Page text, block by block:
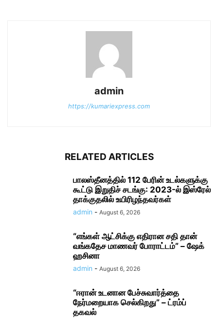
admin
https://kumariexpress.com
RELATED ARTICLES
பாலஸ்தீனத்தில் 112 பேரின் உடல்களுக்கு
கூட்டு இறுதிச் சடங்கு: 2023-ல் இஸ்ரேல்
தாக்குதலில் உயிரிழந்தவர்கள்
admin - August 6, 2026
“எங்கள் ஆட்சிக்கு எதிரான சதி தான்
வங்கதேச மாணவர் போராட்டம்” – ஷேக்
ஹசினா
admin - August 6, 2026
“ஈரான் உடனான பேச்சுவார்த்தை
நேர்மறையாக செல்கிறது” – ட்ரம்ப்
தகவல்